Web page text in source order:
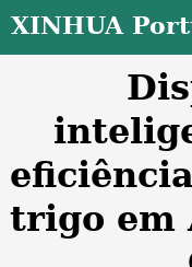
XINHUA
trigo em